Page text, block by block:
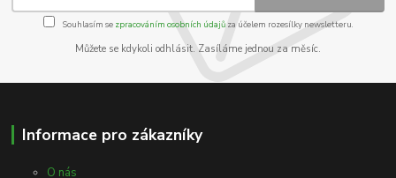
Souhlasím se zpracováním osobních údajůza účelem rozesílky newsletteru.
Můžete se kdykoli odhlásit. Zasíláme jednou za měsíc.
Informace pro zákazníky
O nás